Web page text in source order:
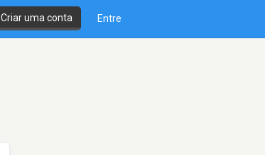
Criar uma conta Entre